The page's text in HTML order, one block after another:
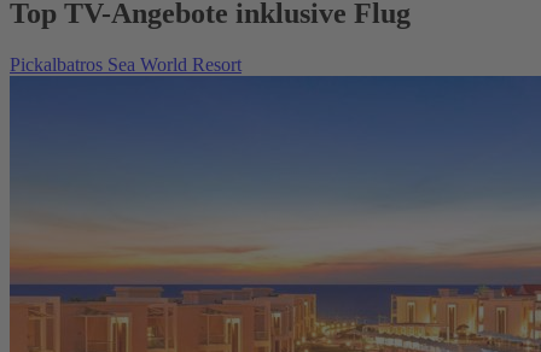
Top TV-Angebote inklusive Flug
Pickalbatros Sea World Resort